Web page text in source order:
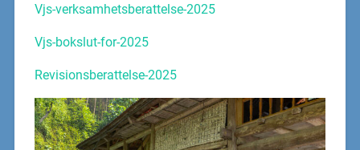
Vjs-verksamhetsberattelse-2025
Vjs-bokslut-for-2025
Revisionsberattelse-2025